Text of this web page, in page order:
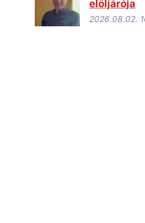
elöljárója
2026.08.02.